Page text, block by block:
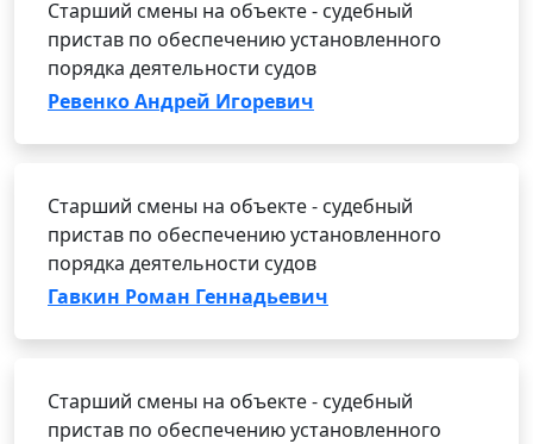
Старший смены на объекте - судебный
пристав по обеспечению установленного
порядка деятельности судов
Ревенко Андрей Игоревич
Старший смены на объекте - судебный
пристав по обеспечению установленного
порядка деятельности судов
Гавкин Роман Геннадьевич
Старший смены на объекте - судебный
пристав по обеспечению установленного